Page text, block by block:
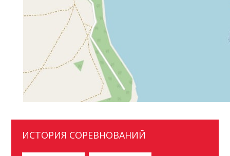
ИСТОРИЯ СОРЕВНОВАНИЙ